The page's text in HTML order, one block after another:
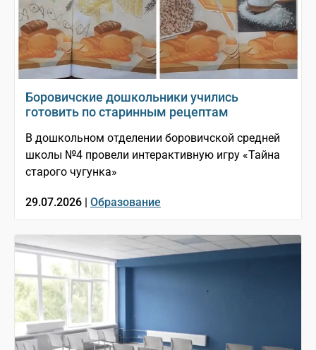
Боровичские дошкольники учились
готовить по старинным рецептам
В дошкольном отделении боровичской средней
школы №4 провели интерактивную игру «Тайна
старого чугунка»
29.07.2026 | Образование